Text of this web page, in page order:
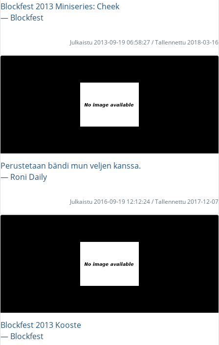
Blockfest 2013 Miniseries: Cheek
― Blockfest
Julkaistu 2013-09-19 06:58:27 / Tallennettu 2018-03-16
Perustetaan bändi mun veljen kanssa.
― Roni Daily
Julkaistu 2016-09-19 12:12:24 / Tallennettu 2017-12-07
Blockfest 2013 Kooste
― Blockfest